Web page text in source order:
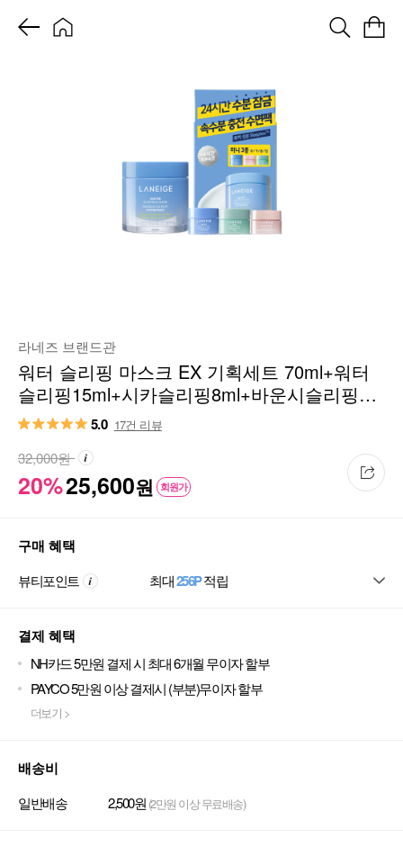
라네즈 브랜드관
워터 슬리핑 마스크 EX 기획세트 70ml+워터
슬리핑15ml+시카슬리핑8ml+바운시슬리핑
10ml
5.0 17건 리뷰
20%25,600원 회원가
32,000원
구매 혜택
뷰티포인트 최대256P적립
결제 혜택
NH카드 5만원 결제 시 최대 6개월 무이자 할부
PAYCO 5만원 이상 결제시 (부분)무이자 할부
더보기 >
배송비
일반배송 2,500원 (2만원 이상 무료배송)